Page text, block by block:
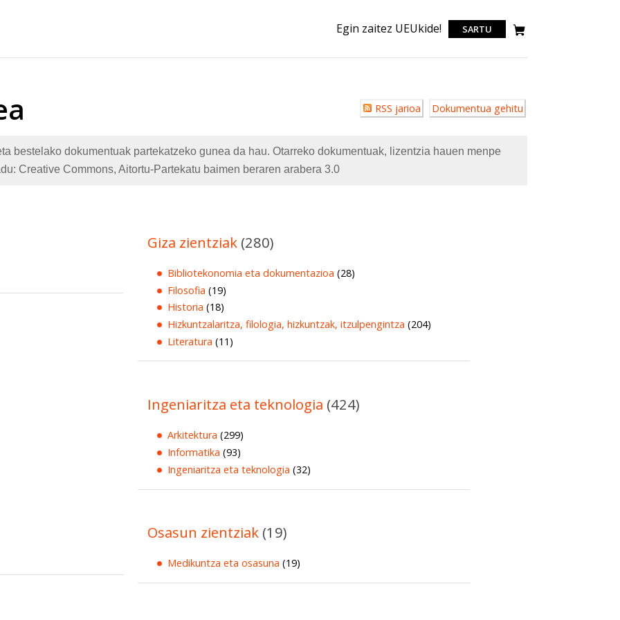
Egin zaitez UEUkide! SARTU
Erabiltzailearen
akzioak
RSS jarioa Dokumentua gehitu
bestelako dokumentuak partekatzeko gunea da hau. Otarreko dokumentuak, lizentzia hauen menpe
Creative Commons, Aitortu-Partekatu baimen beraren arabera 3.0
Giza zientziak (280)
Bibliotekonomia eta dokumentazioa (28)
Filosofia (19)
Historia (18)
Hizkuntzalaritza, filologia, hizkuntzak, itzulpengintza (204)
Literatura (11)
Ingeniaritza eta teknologia (424)
Arkitektura (299)
Informatika (93)
Ingeniaritza eta teknologia (32)
Osasun zientziak (19)
Medikuntza eta osasuna (19)